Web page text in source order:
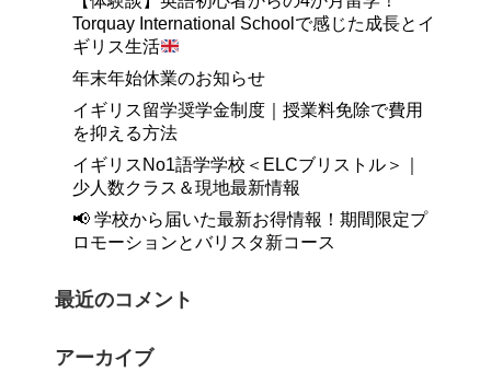
Torquay International Schoolで感じた成長とイ
ギリス生活
年末年始休業のお知らせ
イギリス留学奨学金制度｜授業料免除で費用
を抑える方法
イギリスNo1語学学校＜ELCブリストル＞｜
少人数クラス＆現地最新情報
📢 学校から届いた最新お得情報！期間限定プ
ロモーションとバリスタ新コース
最近のコメント
アーカイブ